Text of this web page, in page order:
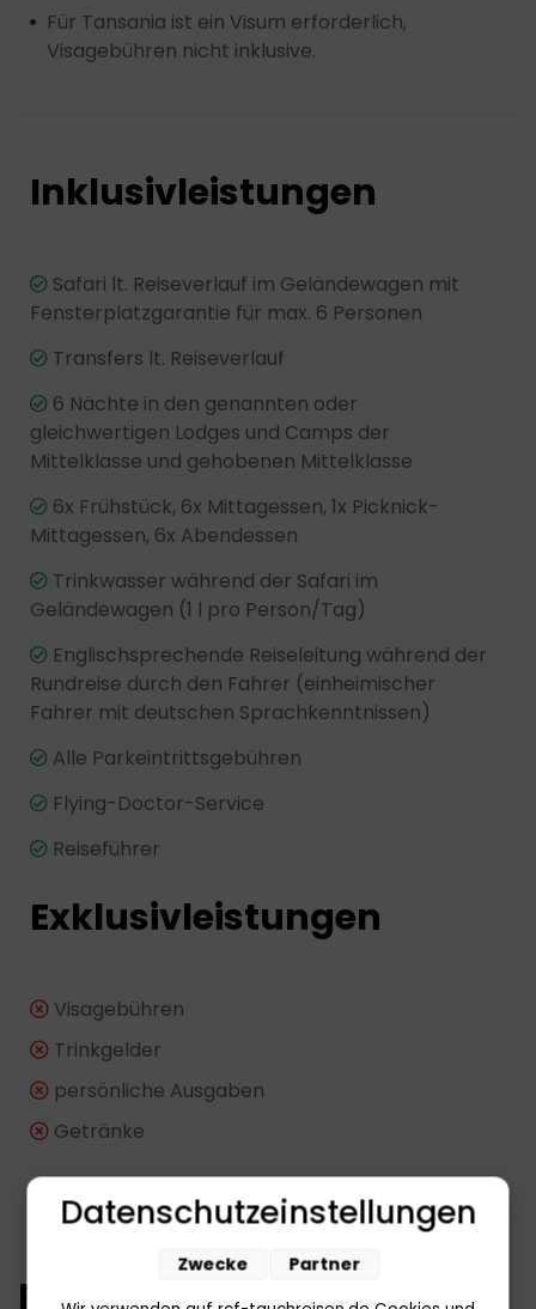
Für Tansania ist ein Visum erforderlich,
Visagebühren nicht inklusive.
Inklusivleistungen
Safari lt. Reiseverlauf im Geländewagen mit
Fensterplatzgarantie für max. 6 Personen
Transfers lt. Reiseverlauf
6 Nächte in den genannten oder
gleichwertigen Lodges und Camps der
Mittelklasse und gehobenen Mittelklasse
6x Frühstück, 6x Mittagessen, 1x Picknick-
Mittagessen, 6x Abendessen
Trinkwasser während der Safari im
Geländewagen (1 l pro Person/Tag)
Englischsprechende Reiseleitung während der
Rundreise durch den Fahrer (einheimischer
Fahrer mit deutschen Sprachkenntnissen)
Alle Parkeintrittsgebühren
Flying-Doctor-Service
Reiseführer
Exklusivleistungen
Visagebühren
Trinkgelder
persönliche Ausgaben
Getränke
Reiseverlauf
Datenschutzeinstellungen
Zwecke Partner